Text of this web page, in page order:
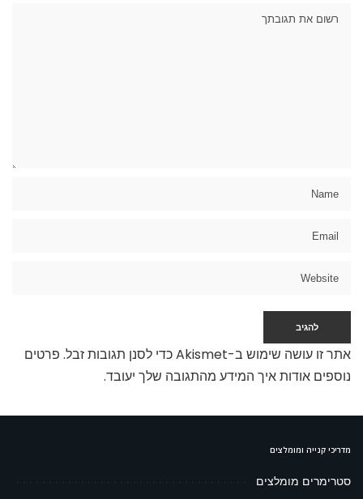
אתר זו עושה שימוש ב-Akismet כדי לסנן תגובות זבל.
פרטים
נוספים אודות איך המידע מהתגובה שלך יעובד.
מדריכי קנייה ומומלצים
סטרימרים מומלצים